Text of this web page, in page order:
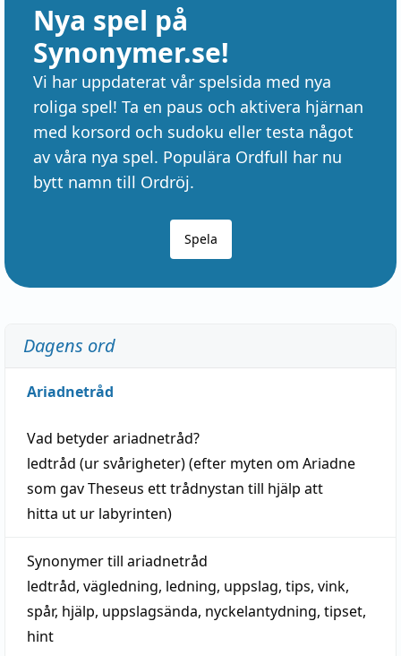
Nya spel på
Synonymer.se!
Vi har uppdaterat vår spelsida med nya
roliga spel! Ta en paus och aktivera hjärnan
med korsord och sudoku eller testa något
av våra nya spel. Populära Ordfull har nu
bytt namn till Ordröj.
Spela
Dagens ord
Ariadnetråd
Vad betyderariadnetråd?
ledtråd (ur svårigheter) (efter myten om Ariadne
som gav Theseus ett trådnystan till hjälp att
hitta ut ur labyrinten)
Synonymer till ariadnetråd
ledtråd, vägledning, ledning, uppslag, tips, vink,
spår, hjälp, uppslagsända, nyckelantydning, tipset,
hint